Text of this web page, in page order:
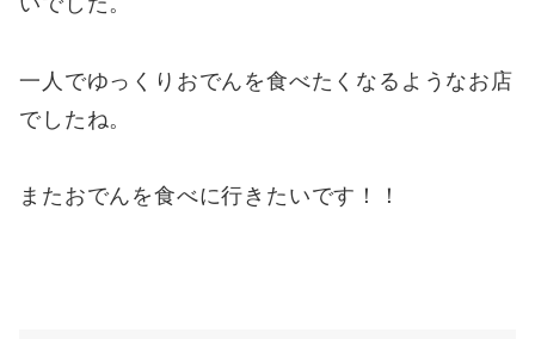
一人でゆっくりおでんを食べたくなるようなお店
でしたね。
またおでんを食べに行きたいです！！